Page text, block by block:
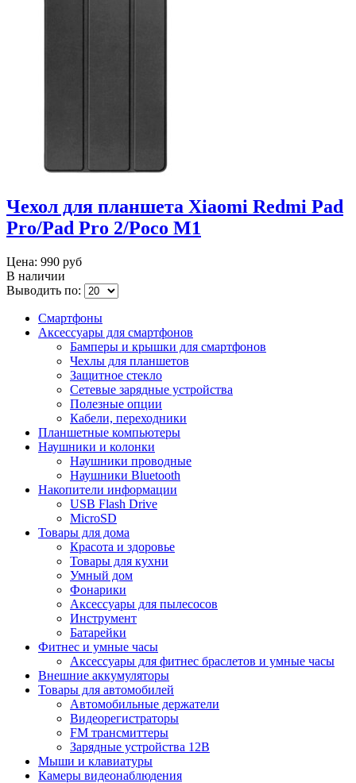
Чехол для планшета Xiaomi Redmi Pad
Pro/Pad Pro 2/Poco M1
Цена: 990 руб
В наличии
Выводить по:
Смартфоны
Аксессуары для смартфонов
Бамперы и крышки для смартфонов
Чехлы для планшетов
Защитное стекло
Сетевые зарядные устройства
Полезные опции
Кабели, переходники
Планшетные компьютеры
Наушники и колонки
Наушники проводные
Наушники Bluetooth
Накопители информации
USB Flash Drive
MicroSD
Товары для дома
Красота и здоровье
Товары для кухни
Умный дом
Фонарики
Аксессуары для пылесосов
Инструмент
Батарейки
Фитнес и умные часы
Аксессуары для фитнес браслетов и умные часы
Внешние аккумуляторы
Товары для автомобилей
Автомобильные держатели
Видеорегистраторы
FM трансмиттеры
Зарядные устройства 12В
Мыши и клавиатуры
Камеры видеонаблюдения